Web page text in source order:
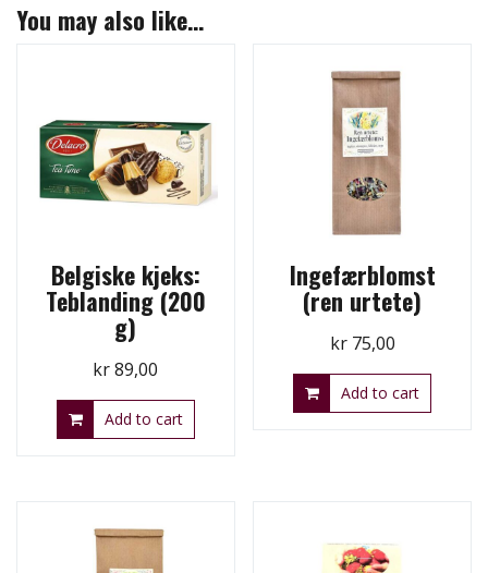
You may also like…
Belgiske kjeks:
Teblanding (200
g)
kr89,00
Add to cart
Ingefærblomst
(ren urtete)
kr75,00
Add to cart